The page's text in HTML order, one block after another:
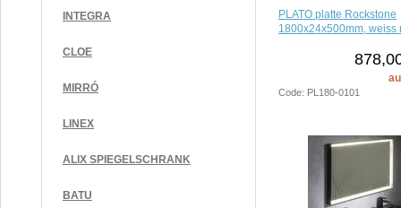
INTEGRA
CLOE
MIRRÓ
LINEX
ALIX SPIEGELSCHRANK
BATU
PLATO platte Rockstone
1800x24x500mm, weiss
Code: PL180-0101